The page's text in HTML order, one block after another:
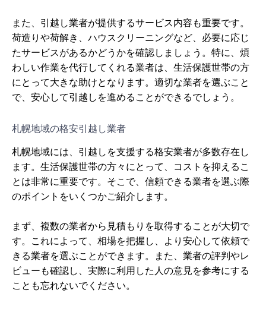
また、引越し業者が提供するサービス内容も重要です。
荷造りや荷解き、ハウスクリーニングなど、必要に応じ
たサービスがあるかどうかを確認しましょう。特に、煩
わしい作業を代行してくれる業者は、生活保護世帯の方
にとって大きな助けとなります。適切な業者を選ぶこと
で、安心して引越しを進めることができるでしょう。
札幌地域の格安引越し業者
札幌地域には、引越しを支援する格安業者が多数存在し
ます。生活保護世帯の方々にとって、コストを抑えるこ
とは非常に重要です。そこで、信頼できる業者を選ぶ際
のポイントをいくつかご紹介します。
まず、複数の業者から見積もりを取得することが大切で
す。これによって、相場を把握し、より安心して依頼で
きる業者を選ぶことができます。また、業者の評判やレ
ビューも確認し、実際に利用した人の意見を参考にする
ことも忘れないでください。